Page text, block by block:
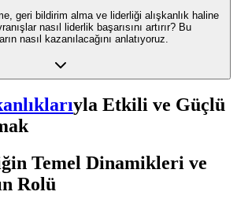
geri bildirim alma ve liderliği alışkanlık haline
nasıl liderlik başarısını artırır? Bu
nasıl kazanılacağını anlatıyoruz.
yla Etkili ve Güçlü
Temel Dinamikleri ve
Rolü